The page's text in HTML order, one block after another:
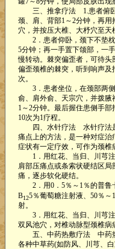
三、推拿疗法 1.患者俯卧
颈、肩、背部1～2分钟，再
穴，并按压大椎、大杼穴至天
2．患者仰卧，颈下不垫枕
5分钟；再一手置下颌部，一
慢转动。棘突偏歪者，可待
偏歪颈椎的棘突，听到响声
次。
3．患者坐位，在颈部两侧
俞、肩外俞、天宗穴，并拨
1～2分钟。最后握住患侧手部
10次为1疗程。
四、水针疗法 水针疗法是
痛点上的方法，是一种对症
症状有一定疗效，可作为颈椎
1．用红花、当归、川芎注
肩部压痛点或条索状硬结区
痛，逐步软化硬结。
2．用0．5％～1％的普鲁
B125％葡萄糖注射液、50％
射。
3．用红花、当归、川芎注
双风池穴，对椎动脉型颈椎病
五、中药热敷疗法 中药热
各种中草药(如防风、川芎、